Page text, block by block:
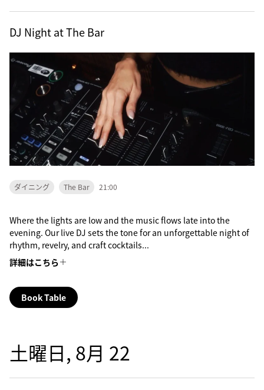
DJ Night at The Bar
ダイニング The Bar 21:00
Where the lights are low and the music flows late into the
evening. Our live DJ sets the tone for an unforgettable night of
rhythm, revelry, and craft cocktails...
詳細はこちら
Book Table
土曜日, 8月 22